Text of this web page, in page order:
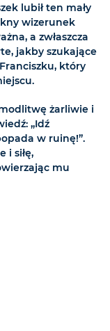
lubił ten mały
wizerunek
a zwłaszcza
jakby szukające
który
żarliwie i
„Idź
w ruinę!”.
i siłę,
mu